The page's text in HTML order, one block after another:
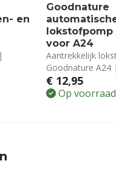
en
Goodnature
lokstofpomp
voor A24
Aantrekkelijk
Goodnature A24
€ 12,95
Op voorraad